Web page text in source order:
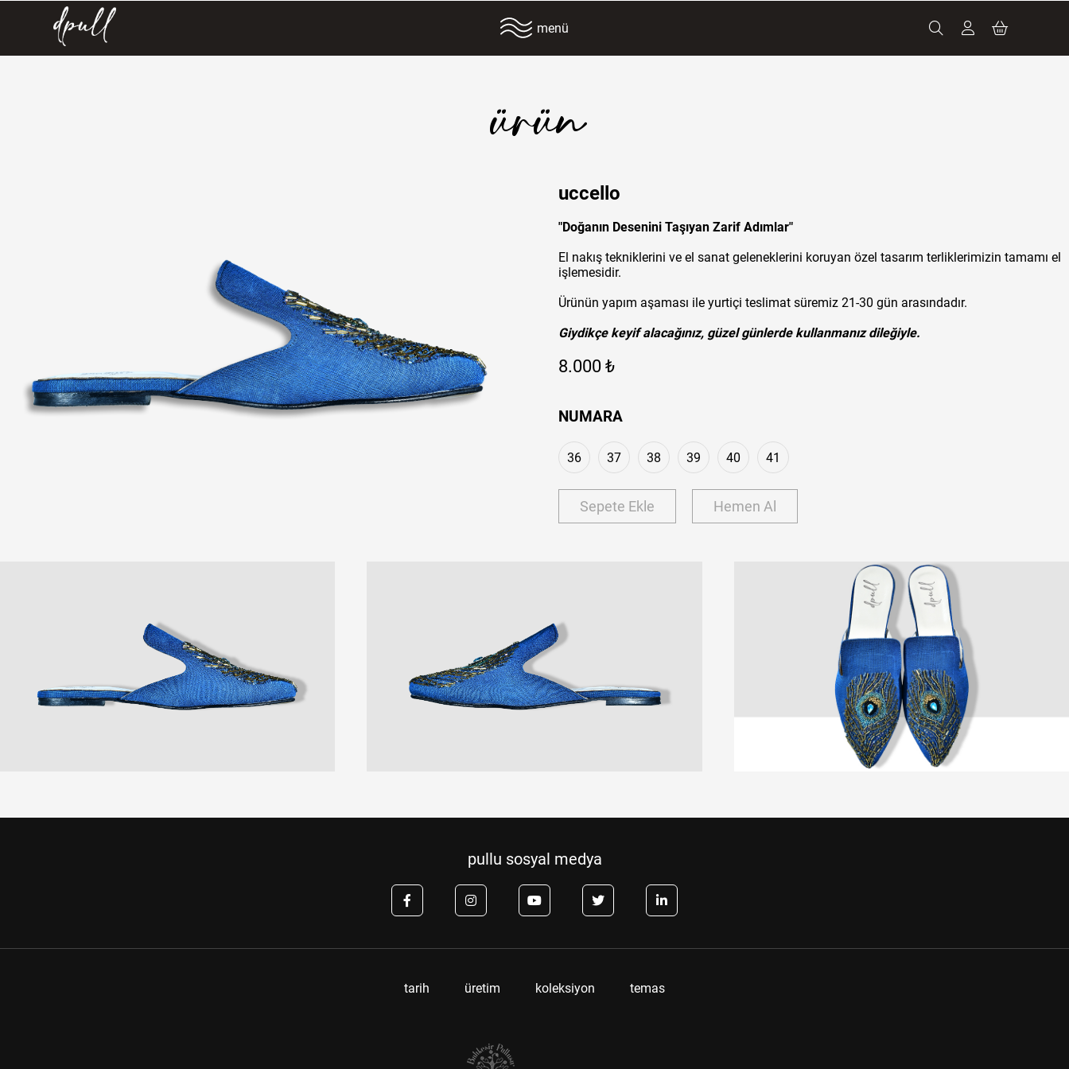
menü
ürün
uccello
"Doğanın Desenini Taşıyan Zarif Adımlar"
El nakış tekniklerini ve el sanat geleneklerini koruyan özel tasarım terliklerimizin tamamı el
işlemesidir.
Ürünün yapım aşaması ile yurtiçi teslimat süremiz 21-30 gün arasındadır.
Giydikçe keyif alacağınız, güzel günlerde kullanmanız dileğiyle.
8.000 ₺
NUMARA
36 37 38 39 40 41
Sepete Ekle Hemen Al
pullu sosyal medya
tarih üretim koleksiyon temas